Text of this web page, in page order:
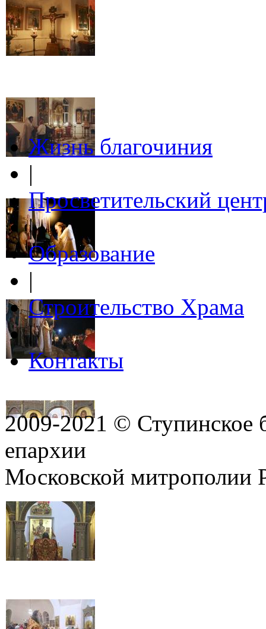
Жизнь благочиния
|
Просветительский
|
Образование
|
Строительство Храма
|
Контакты
2009-2021 © Ступинское
епархии
Московской митрополии